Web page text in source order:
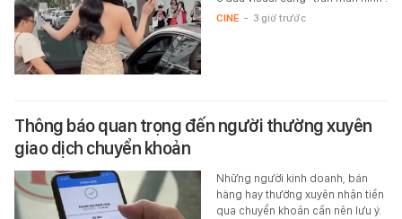
CINE - 3 giờ trước
Thông báo quan trọng đến người thường xuyên
giao dịch chuyển khoản
Những người kinh doanh, bán
hàng hay thường xuyên nhận tiền
qua chuyển khoản cần nên lưu ý.